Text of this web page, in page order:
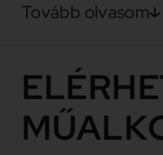
Tovább olvasom